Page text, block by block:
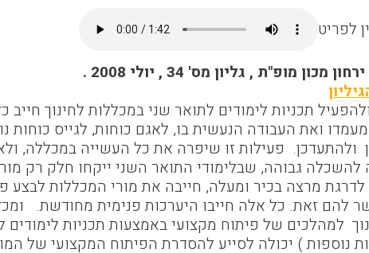
לפריט
מופ"ת , גליון מס' 34 , יולי 2008 .
תכניות לימודים לתואר שני במכללות לחינוך
ואת העבודה הנעשית בו, לאגם כוחות, לגייס כוחות
ולהתעדכן. פעילות זו שיפרה את כל העשייה במכללה,
גבוהה, שבלימודי התואר השני ייקחו חלק רק
מרצה בכיר ומעלה, חייבה את מורי המכללות לבצע
להם זאת. כל אלה חייבו היערכות פנימית מחודשת.
למהלכים של פיתוח מקצועי באמצעות תכניות
נוספות ) יכולה לסייע להסדרת הפיתוח המקצועי של